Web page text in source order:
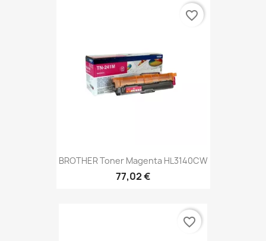
BROTHER Toner Magenta HL3140CW
77,02 €
favorite_border
favorite_border